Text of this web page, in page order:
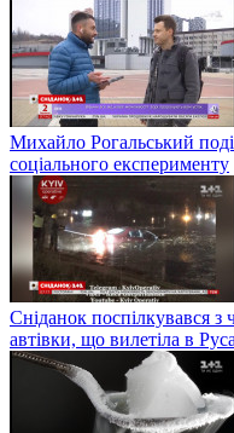
Михайло Рогальський
соціального експерименту
Сніданок поспілкувався з
автівки, що вилетіла в